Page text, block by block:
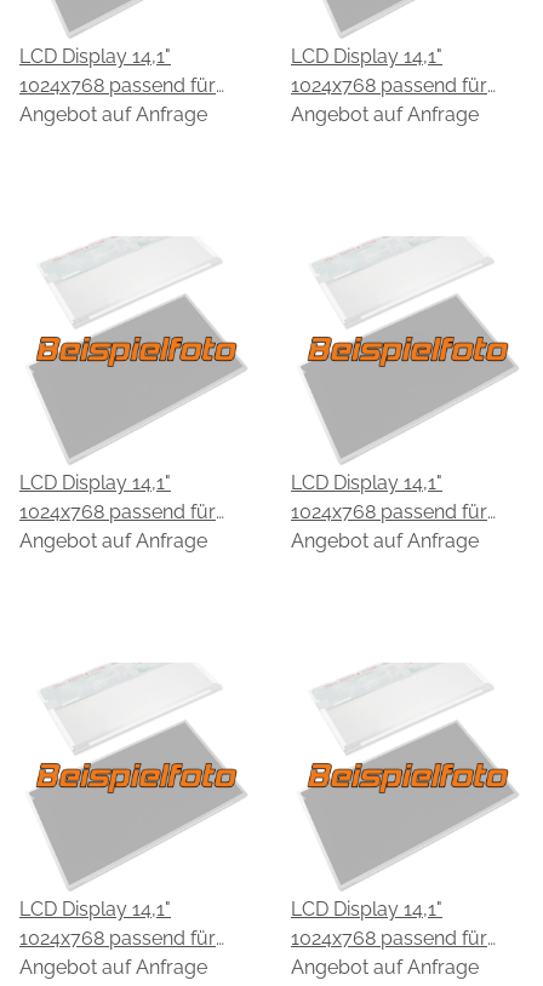
LCD Display 14,1"
1024x768 passend für
CPT CLAA141XA01
Angebot auf Anfrage
LCD Display 14,1"
1024x768 passend für
CPT CLAA141XB01
Angebot auf Anfrage
LCD Display 14,1"
1024x768 passend für
CPT CLAA141XC01H
Angebot auf Anfrage
LCD Display 14,1"
1024x768 passend für
CPT CLAA141XD03
Angebot auf Anfrage
LCD Display 14,1"
1024x768 passend für
CPT CLAA141XD05
Angebot auf Anfrage
LCD Display 14,1"
1024x768 passend für
CPT CLAA141XD06
Angebot auf Anfrage